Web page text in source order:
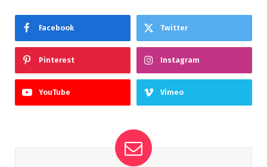
Facebook Twitter
Pinterest Instagram
YouTube Vimeo